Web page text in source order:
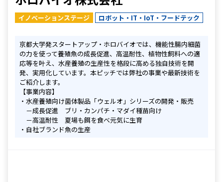
イノベーションステージ ロボット・IT・IoT・フードテック
京都大学発スタートアップ・ホロバイオでは、機能性腸内細菌
の力を使って養殖魚の成長促進、高温耐性、植物性飼料への適
応等を叶え、水産養殖の生産性を格段に高める独自技術を開
発、実用化しています。本ピッチでは弊社の事業や最新技術を
ご紹介します。
【事業内容】
・水産養殖向け菌体製品「ウェルオ」シリーズの開発・販売
－成長促進　ブリ・カンパチ・マダイ種苗向け
－高温耐性　夏場も餌を食べ元気に生育
・自社ブランド魚の生産